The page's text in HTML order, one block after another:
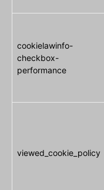
cookielawinfo-
checkbox-
performance
viewed_cookie_policy